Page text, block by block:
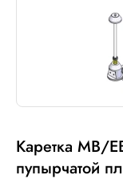
Каретка MB/
пупырчатой